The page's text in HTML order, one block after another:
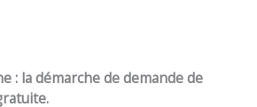
: la démarche de demande de